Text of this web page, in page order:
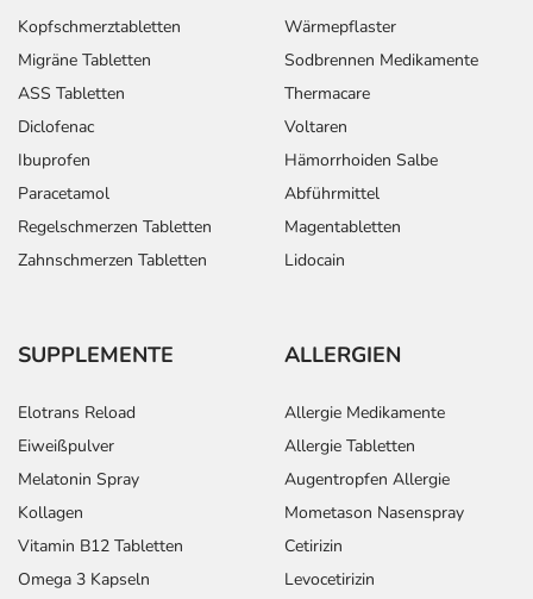
Kopfschmerztabletten
Migräne Tabletten
ASS Tabletten
Diclofenac
Ibuprofen
Paracetamol
Regelschmerzen Tabletten
Zahnschmerzen Tabletten
Wärmepflaster
Sodbrennen Medikamente
Thermacare
Voltaren
Hämorrhoiden Salbe
Abführmittel
Magentabletten
Lidocain
SUPPLEMENTE
Elotrans Reload
Eiweißpulver
Melatonin Spray
Kollagen
Vitamin B12 Tabletten
Omega 3 Kapseln
ALLERGIEN
Allergie Medikamente
Allergie Tabletten
Augentropfen Allergie
Mometason Nasenspray
Cetirizin
Levocetirizin